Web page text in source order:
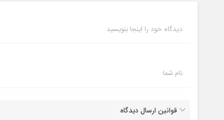
دیدگاه خود را اینجا بنویسید
نام شما
قوانین ارسال دیدگاه